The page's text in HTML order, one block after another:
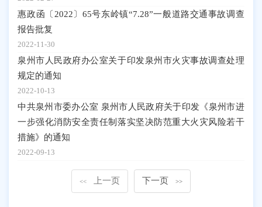
惠政函〔2022〕65号东岭镇“7.28”一般道路交通事故调查
报告批复
2022-11-30
泉州市人民政府办公室关于印发泉州市火灾事故调查处理
规定的通知
2022-10-13
中共泉州市委办公室 泉州市人民政府关于印发《泉州市进
一步强化消防安全责任制落实坚决防范重大火灾风险若干
措施》的通知
2022-09-13
<< 上一页 下一页 >>